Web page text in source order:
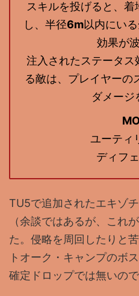
スキルを投げると、着
し、半径6m以内にい
効果が
注入されたステータ
る敵は、プレイヤーの
ダメージ
ユーティ
ディフ
TU5で追加されたエキゾ
（余談ではあるが、これ
た。侵略を周回したりと
トオーク・キャンプのボ
確定ドロップでは無いの